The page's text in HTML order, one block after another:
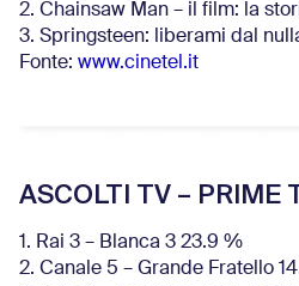
2. Chainsaw Man – il film: la
3. Springsteen: liberami dal
Fonte: www.cinetel.it
ASCOLTI TV – PRIME
1. Rai 3 – Blanca 3 23.9 %
2. Canale 5 – Grande Fratello